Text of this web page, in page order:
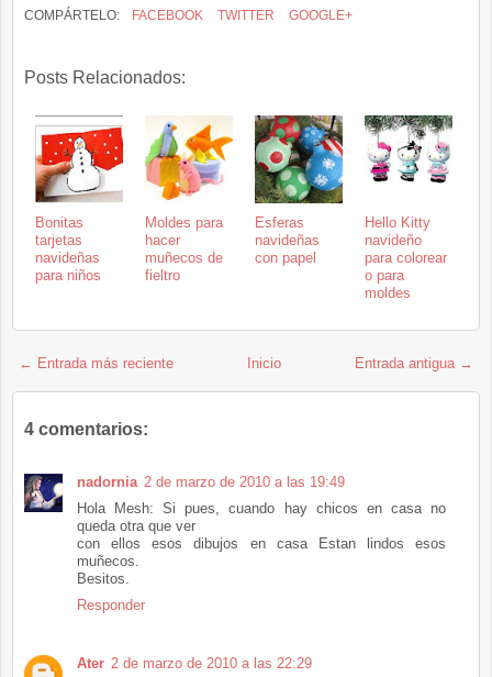
COMPÁRTELO: FACEBOOK TWITTER GOOGLE+
Posts Relacionados:
Bonitas
tarjetas
navideñas
para niños
Moldes para
hacer
muñecos de
fieltro
Esferas
navideñas
con papel
Hello Kitty
navideño
para colorear
o para
moldes
← Entrada más reciente Entrada antigua →
Inicio
4 comentarios:
nadornia 2 de marzo de 2010 a las 19:49
Hola Mesh: Si pues, cuando hay chicos en casa no
queda otra que ver
con ellos esos dibujos en casa Estan lindos esos
muñecos.
Besitos.
Responder
Ater 2 de marzo de 2010 a las 22:29